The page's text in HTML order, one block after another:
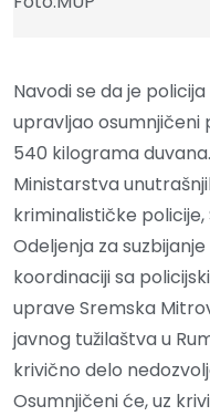
Navodi se da je
upravljao osumnjičeni
540 kilograma
Ministarstva
kriminalističke policije,
Odeljenja za
koordinaciji sa
uprave Sremska
javnog tužilaštva u
krivično delo
Osumnjičeni će, uz